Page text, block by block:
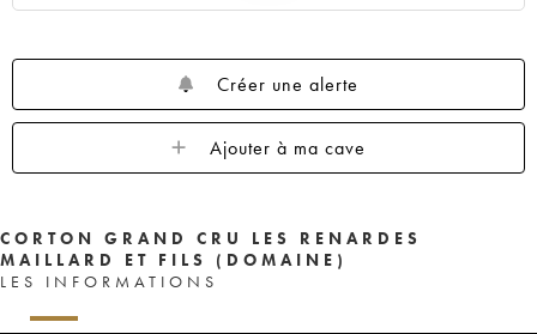
Créer une alerte
Ajouter à ma cave
CORTON GRAND CRU LES RENARDES
MAILLARD ET FILS (DOMAINE)
LES INFORMATIONS